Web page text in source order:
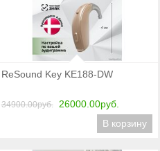
Подробнее
ReSound Key KE188-DW
34900.00руб.
26000.00руб.
В корзину